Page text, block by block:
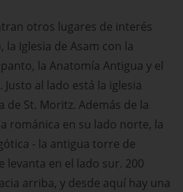
otros lugares de interés
Iglesia de Asam con la
la Anatomía Antigua y el
al lado está la iglesia
St. Moritz. Además de la
románica en su lado norte, la
- la antigua torre de
levanta en el lado sur. 200
arriba, y desde aquí hay una